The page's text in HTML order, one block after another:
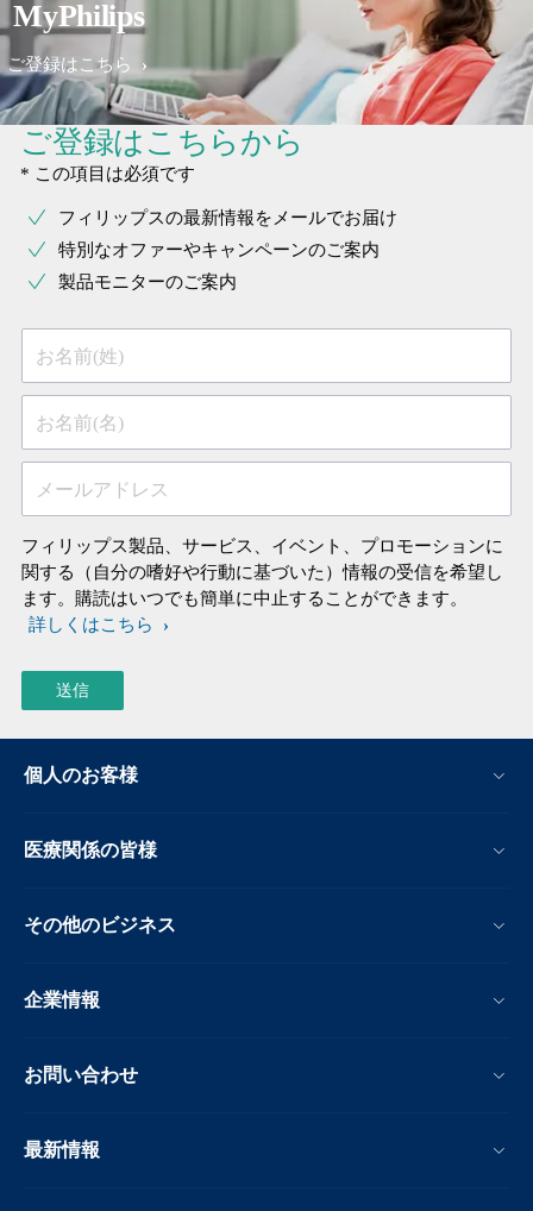
MyPhilips
ご登録はこちら
ご登録はこちらから
* この項目は必須です
フィリップスの最新情報をメールでお届け
特別なオファーやキャンペーンのご案内
製品モニターのご案内
お名前(姓)
お名前(名)
メールアドレス
フィリップス製品、サービス、イベント、プロモーションに
関する（自分の嗜好や行動に基づいた）情報の受信を希望し
ます。購読はいつでも簡単に中止することができます。
詳しくはこちら
個人のお客様
医療関係の皆様
その他のビジネス
企業情報
お問い合わせ
最新情報